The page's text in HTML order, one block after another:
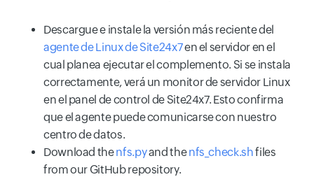
Descargue e instale la versión más reciente del
agente de Linux de Site24x7en el servidor en el
cual planea ejecutar el complemento. Si se instala
correctamente, verá un monitor de servidor Linux
en el panel de control de Site24x7. Esto confirma
que el agente puede comunicarse con nuestro
centro de datos.
Download thenfs.pyand thenfs_check.shfiles
from our GitHub repository.